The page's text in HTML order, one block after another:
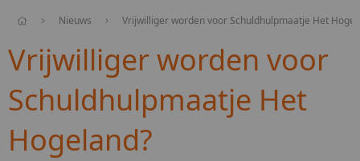
Nieuws Vrijwilliger worden voor Schuldhulpmaatje Het
Vrijwilliger worden voor
Schuldhulpmaatje Het
Hogeland?